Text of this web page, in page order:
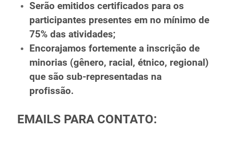
Serão emitidos certificados para os
participantes presentes em no mínimo de
75% das atividades;
Encorajamos fortemente a inscrição de
minorias (gênero, racial, étnico, regional)
que são sub-representadas na
profissão.
EMAILS PARA CONTATO: